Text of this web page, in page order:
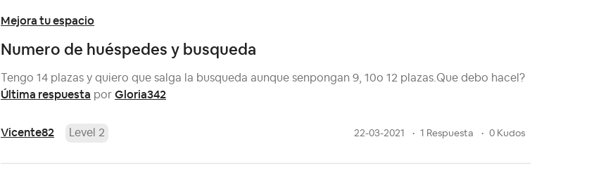
Mejora tu espacio
Numero de huéspedes y busqueda
Tengo 14 plazas y quiero que salga la busqueda aunque senpongan 9, 10o 12 plazas.Que debo hacel?
Última respuesta por Gloria342
Vicente82 Level 2 22-03-2021 1 Respuesta 0 Kudos